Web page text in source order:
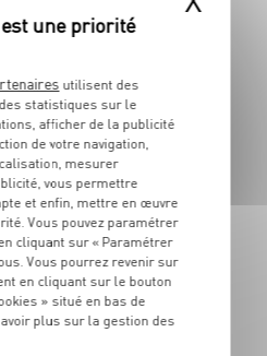
1€
Le lot de 6x60g - Soit 3€58 le kg
utilisent des
statistiques sur le
afficher de la publicité
de votre navigation,
mesurer
vous permettre
et enfin, mettre en œuvre
Vous pouvez paramétrer
cliquant sur « Paramétrer
Vous pourrez revenir sur
en cliquant sur le bouton
» situé en bas de
plus sur la gestion des